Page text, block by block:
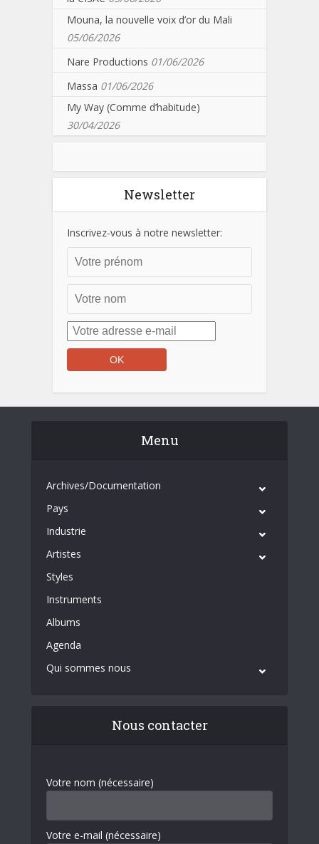
Mouna, la nouvelle voix d’or du Mali
05/06/2026
Nare Productions 01/06/2026
Massa 01/06/2026
My Way (Comme d’habitude)
30/04/2026
Newsletter
Inscrivez-vous à notre newsletter:
Menu
Archives/Documentation
Pays
Industrie
Artistes
Styles
Instruments
Albums
Agenda
Qui sommes nous
Nous contacter
Votre nom (nécessaire)
Votre e-mail (nécessaire)